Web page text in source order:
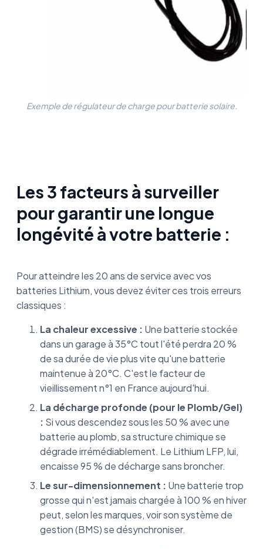
Exemple de régulateur de charge pour batterie solaire.
Les 3 facteurs à surveiller
pour garantir une longue
longévité à votre batterie :
Pour atteindre les 20 ans de service avec vos
batteries Lithium, vous devez éviter ces trois erreurs
classiques :
La chaleur excessive : Une batterie stockée
dans un garage à 35°C tout l'été perdra 20 %
de sa durée de vie plus vite qu'une batterie
maintenue à 20°C. C'est le facteur de
vieillissement n°1 en France aujourd'hui.
La décharge profonde (pour le Plomb/Gel)
: Si vous descendez sous les 50 % avec une
batterie au plomb, sa structure chimique se
dégrade irrémédiablement. Le Lithium LFP, lui,
encaisse 95 % de décharge sans broncher.
Le sur-dimensionnement : Une batterie trop
grosse qui n'est jamais chargée à 100 % en hiver
peut, selon les marques, voir son système de
gestion (BMS) se désynchroniser.